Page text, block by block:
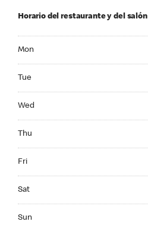
Horario del restaurante y del salón
Mon
Tue
Wed
Thu
Fri
Sat
Sun